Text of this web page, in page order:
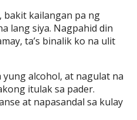
bakit kailangan pa ng
lang siya. Nagpahid din
ta’s binalik ko na ulit
yung alcohol, at nagulat na
itulak sa pader.
at napasandal sa kulay